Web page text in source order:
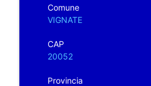
Comune
VIGNATE
CAP
20052
Provincia